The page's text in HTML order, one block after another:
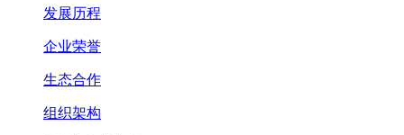
发展历程
企业荣誉
生态合作
组织架构